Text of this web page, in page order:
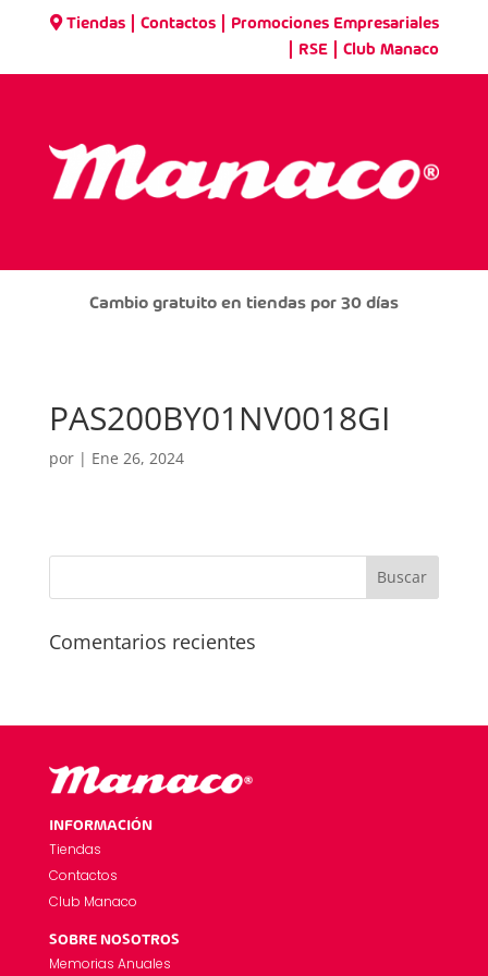
Tiendas |Contactos Promociones Empresariales
RSE |Club Manaco
Cambio gratuito en tiendas por 30 días
PAS200BY01NV0018GI
por | Ene 26, 2024
Comentarios recientes
INFORMACIÓN
Tiendas
Contactos
Club Manaco
SOBRE NOSOTROS
Memorias Anuales